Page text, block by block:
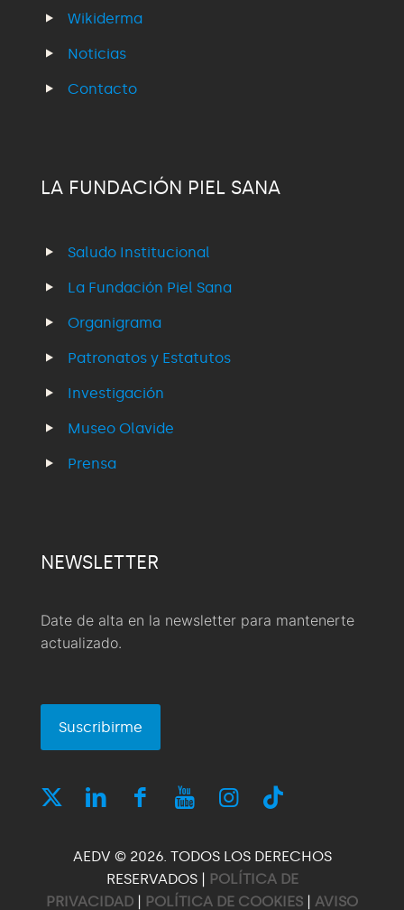
Wikiderma
Noticias
Contacto
LA FUNDACIÓN PIEL SANA
Saludo Institucional
La Fundación Piel Sana
Organigrama
Patronatos y Estatutos
Investigación
Museo Olavide
Prensa
NEWSLETTER
Date de alta en la newsletter para mantenerte
actualizado.
Suscribirme
AEDV © 2026. TODOS LOS DERECHOS
RESERVADOS | POLÍTICA DE
PRIVACIDAD | POLÍTICA DE COOKIES | AVISO